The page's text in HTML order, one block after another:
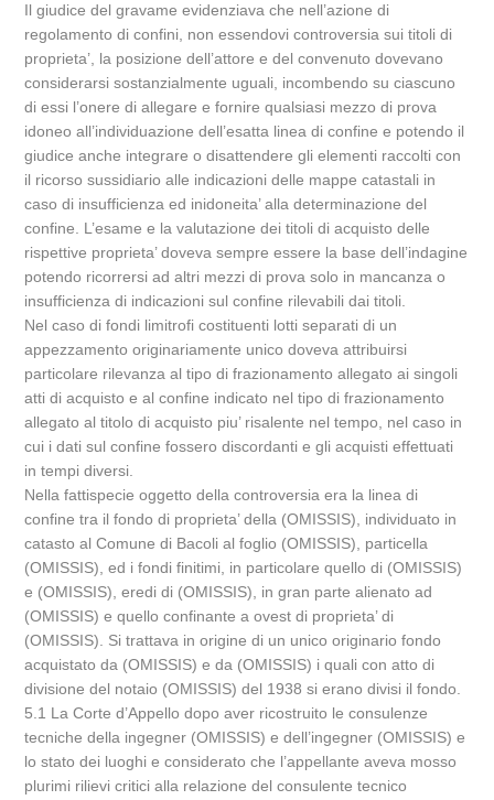
Il giudice del gravame evidenziava che nell’azione di
regolamento di confini, non essendovi controversia sui titoli di
proprieta’, la posizione dell’attore e del convenuto dovevano
considerarsi sostanzialmente uguali, incombendo su ciascuno
di essi l’onere di allegare e fornire qualsiasi mezzo di prova
idoneo all’individuazione dell’esatta linea di confine e potendo il
giudice anche integrare o disattendere gli elementi raccolti con
il ricorso sussidiario alle indicazioni delle mappe catastali in
caso di insufficienza ed inidoneita’ alla determinazione del
confine. L’esame e la valutazione dei titoli di acquisto delle
rispettive proprieta’ doveva sempre essere la base dell’indagine
potendo ricorrersi ad altri mezzi di prova solo in mancanza o
insufficienza di indicazioni sul confine rilevabili dai titoli.
Nel caso di fondi limitrofi costituenti lotti separati di un
appezzamento originariamente unico doveva attribuirsi
particolare rilevanza al tipo di frazionamento allegato ai singoli
atti di acquisto e al confine indicato nel tipo di frazionamento
allegato al titolo di acquisto piu’ risalente nel tempo, nel caso in
cui i dati sul confine fossero discordanti e gli acquisti effettuati
in tempi diversi.
Nella fattispecie oggetto della controversia era la linea di
confine tra il fondo di proprieta’ della (OMISSIS), individuato in
catasto al Comune di Bacoli al foglio (OMISSIS), particella
(OMISSIS), ed i fondi finitimi, in particolare quello di (OMISSIS)
e (OMISSIS), eredi di (OMISSIS), in gran parte alienato ad
(OMISSIS) e quello confinante a ovest di proprieta’ di
(OMISSIS). Si trattava in origine di un unico originario fondo
acquistato da (OMISSIS) e da (OMISSIS) i quali con atto di
divisione del notaio (OMISSIS) del 1938 si erano divisi il fondo.
5.1 La Corte d’Appello dopo aver ricostruito le consulenze
tecniche della ingegner (OMISSIS) e dell’ingegner (OMISSIS) e
lo stato dei luoghi e considerato che l’appellante aveva mosso
plurimi rilievi critici alla relazione del consulente tecnico